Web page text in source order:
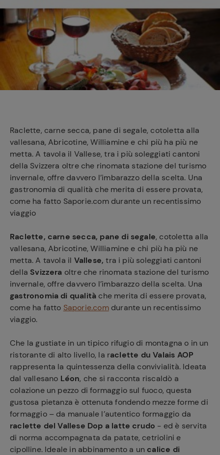
ricetta
il
Raclette, carne secca, pane di segale, cotoletta alla
vallesana, Abricotine, Williamine e chi più ha più ne
metta. A tavola il Vallese, tra i più soleggiati cantoni
della Svizzera oltre che rinomata stazione del turismo
invernale, offre davvero l’imbarazzo della scelta. Una
gastronomia di qualità che merita di essere provata,
come ha fatto Saporie.com durante un recentissimo
viaggio
Raclette, carne secca, pane di segale, cotoletta alla
vallesana, Abricotine, Williamine e chi più ha più ne
metta. A tavola il Vallese, tra i più soleggiati cantoni
della Svizzera oltre che rinomata stazione del turismo
invernale, offre davvero l’imbarazzo della scelta. Una
gastronomia di qualità che merita di essere provata,
come ha fatto Saporie.comdurante un recentissimo
viaggio.
Che la gustiate in un tipico rifugio di montagna o in un
ristorante di alto livello, la raclette du Valais AOP
rappresenta la quintessenza della convivialità. Ideata
dal vallesano Léon, che si racconta riscaldò a
colazione un pezzo di formaggio sul fuoco, questa
gustosa pietanza è ottenuta fondendo mezze forme di
formaggio – da manuale l’autentico formaggio da
raclette del Vallese Dop a latte crudo - ed è servita
di norma accompagnata da patate, cetriolini e
cipolline. Ideale in abbinamento a un calice di